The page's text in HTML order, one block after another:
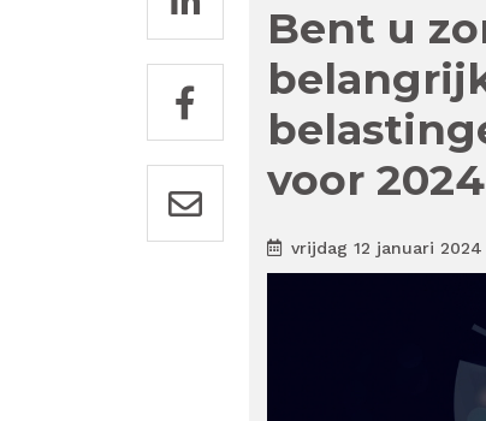
Bent u
voor 2024
vrijdag 12 januari 2024